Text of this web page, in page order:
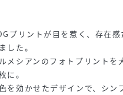
プリントが目を惹く、存在
した。
メシアンのフォトプリントを
に。
を効かせたデザインで、シン